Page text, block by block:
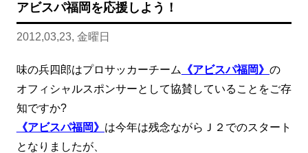
アビスパ福岡を応援しよう！
2012,03,23, 金曜日
味の兵四郎はプロサッカーチーム 《アビスパ福岡》 の
オフィシャルスポンサーとして協賛していることをご存
知ですか?
《アビスパ福岡》 は今年は残念ながらＪ２でのスタート
となりましたが、